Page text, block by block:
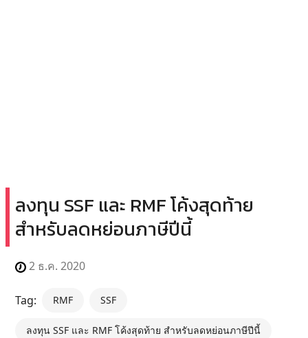
ลงทุน SSF และ RMF โค้งสุดท้าย
สำหรับลดหย่อนภาษีปีนี้
2 ธ.ค. 2020
Tag: RMF SSF
ลงทุน SSF และ RMF โค้งสุดท้าย สำหรับลดหย่อนภาษีปีนี้